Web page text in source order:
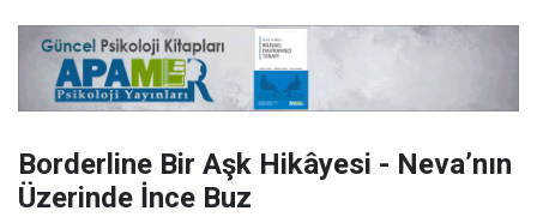
Borderline Bir Aşk Hikâyesi - Neva’nın
Üzerinde İnce Buz